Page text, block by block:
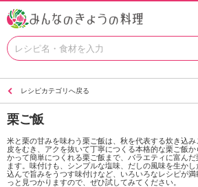
お
い
を
見
つ
け
レシピカテゴリへ戻る
栗ご飯
米と栗の甘みを味わう栗ご飯は、秋を代表する炊き込
皮をむき、アクを抜いて丁寧につくる本格的な栗ご飯
かって簡単につくれる栗ご飯まで、バラエティに富ん
ます。味付けも、シンプルな塩味、だしの風味を生か
込んで旨みをうつす味付けなど、いろいろなレシピが
っと見つかりますので、ぜひ試してみてください。